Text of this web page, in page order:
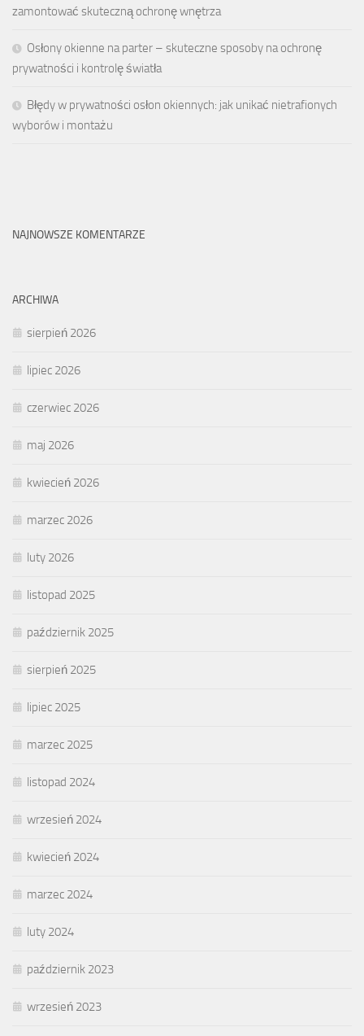
zamontować skuteczną ochronę wnętrza
Osłony okienne na parter – skuteczne sposoby na ochronę
prywatności i kontrolę światła
Błędy w prywatności osłon okiennych: jak unikać nietrafionych
wyborów i montażu
NAJNOWSZE KOMENTARZE
ARCHIWA
sierpień 2026
lipiec 2026
czerwiec 2026
maj 2026
kwiecień 2026
marzec 2026
luty 2026
listopad 2025
październik 2025
sierpień 2025
lipiec 2025
marzec 2025
listopad 2024
wrzesień 2024
kwiecień 2024
marzec 2024
luty 2024
październik 2023
wrzesień 2023